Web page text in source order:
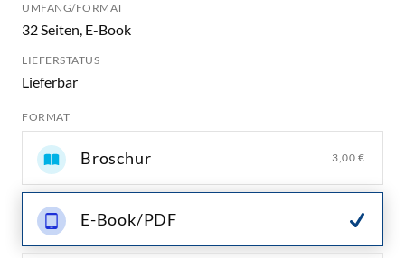
UMFANG/FORMAT
32 Seiten, E-Book
LIEFERSTATUS
Lieferbar
FORMAT
Broschur 3,00 €
E-Book/PDF